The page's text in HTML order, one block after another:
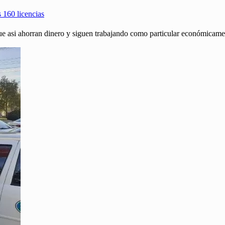
160 licencias
asi ahorran dinero y siguen trabajando como particular